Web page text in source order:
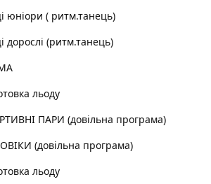
юніори ( ритм.танець)
дорослі (ритм.танець)
льоду
ПАРИ (довільна програма)
(довільна програма)
льоду